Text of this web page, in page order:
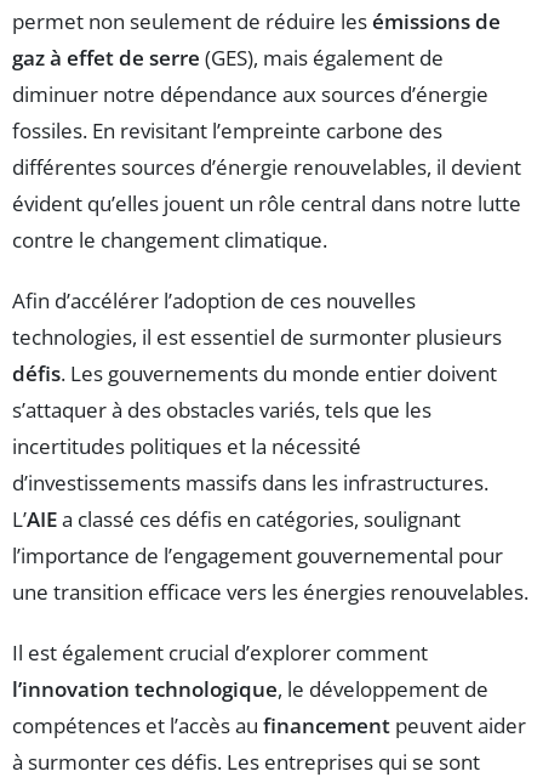
permet non seulement de réduire lesémissions de
gaz à effet de serre (GES), mais également de
diminuer notre dépendance aux sources d’énergie
fossiles. En revisitant l’empreinte carbone des
différentes sources d’énergie renouvelables, il devient
évident qu’elles jouent un rôle central dans notre lutte
contre le changement climatique.
Afin d’accélérer l’adoption de ces nouvelles
technologies, il est essentiel de surmonter plusieurs
défis. Les gouvernements du monde entier doivent
s’attaquer à des obstacles variés, tels que les
incertitudes politiques et la nécessité
d’investissements massifs dans les infrastructures.
L’AIEa classé ces défis en catégories, soulignant
l’importance de l’engagement gouvernemental pour
une transition efficace vers les énergies renouvelables.
Il est également crucial d’explorer comment
l’innovation technologique, le développement de
compétences et l’accès au financement peuvent aider
à surmonter ces défis. Les entreprises qui se sont